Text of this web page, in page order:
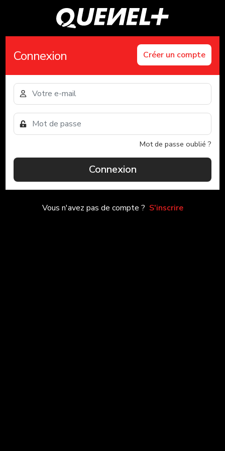
Connexion Créer un compte
Mot de passe oublié ?
Connexion
Vous n'avez pas de compte ? S'inscrire